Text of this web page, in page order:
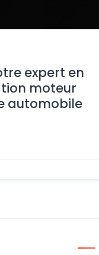
expert en
moteur
automobile